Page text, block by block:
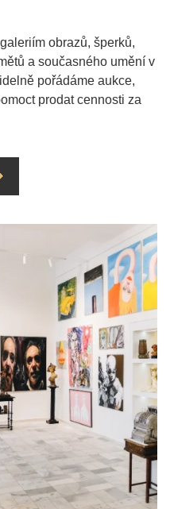
obrazů, šperků,
a současného umění v
pořádáme aukce,
prodat cennosti za